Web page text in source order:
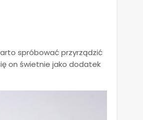
spróbować przyrządzić
on świetnie jako dodatek